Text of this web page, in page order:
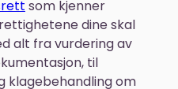
som kjenner
dine skal
alt fra vurdering av
til
klagebehandling om